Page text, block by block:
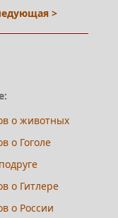
>
о животных
о Гоголе
о Гитлере
о России